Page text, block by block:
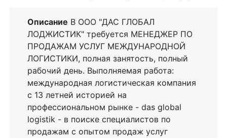
Описание В ООО "ДАС ГЛОБАЛ
ЛОДЖИСТИК" требуется МЕНЕДЖЕР ПО
ПРОДАЖАМ УСЛУГ МЕЖДУНАРОДНОЙ
ЛОГИСТИКИ, полная занятость, полный
рабочий день. Выполняемая работа:
международная логистическая компания
с 13 летней историей на
профессиональном рынке - das global
logistik - в поиске специалистов по
продажам с опытом продаж услуг